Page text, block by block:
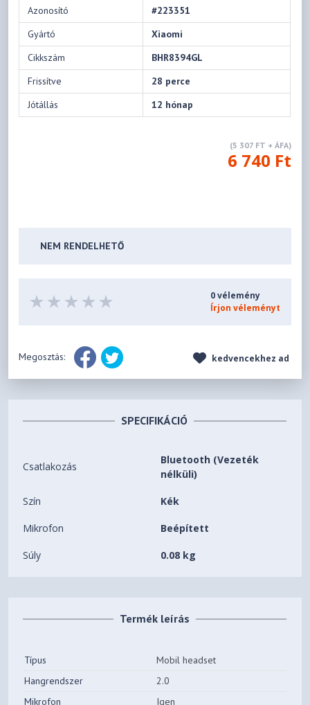
Azonosító
#223351
Gyártó
Xiaomi
Cikkszám
BHR8394GL
Frissítve
28 perce
Jótállás
12 hónap
(5 307 FT + ÁFA)
6 740 Ft
NEM RENDELHETŐ
0 vélemény
Írjon véleményt
Megosztás: kedvencekhez ad
SPECIFIKÁCIÓ
Csatlakozás
Bluetooth (Vezeték
nélküli)
Szín Kék
Mikrofon Beépített
Súly 0.08 kg
Termék leírás
Típus
Mobil headset
Hangrendszer
2.0
Mikrofon
Igen